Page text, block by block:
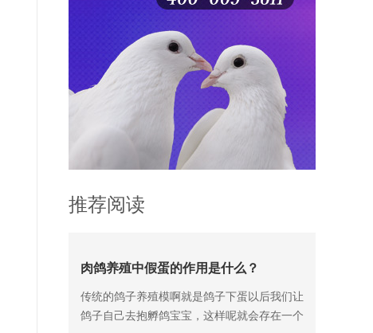
推荐阅读
肉鸽养殖中假蛋的作用是什么？
传统的鸽子养殖模啊就是鸽子下蛋以后我们让
鸽子自己去抱孵鸽宝宝，这样呢就会存在一个